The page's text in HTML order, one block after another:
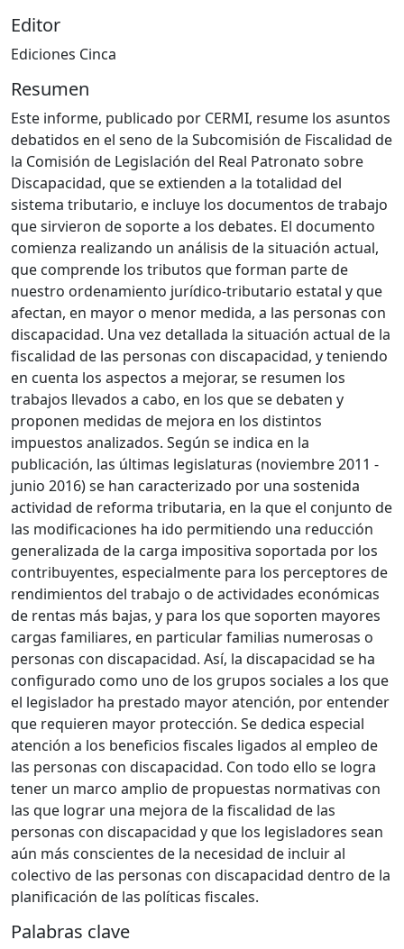
Editor
Ediciones Cinca
Resumen
Este informe, publicado por CERMI, resume los asuntos
debatidos en el seno de la Subcomisión de Fiscalidad de
la Comisión de Legislación del Real Patronato sobre
Discapacidad, que se extienden a la totalidad del
sistema tributario, e incluye los documentos de trabajo
que sirvieron de soporte a los debates. El documento
comienza realizando un análisis de la situación actual,
que comprende los tributos que forman parte de
nuestro ordenamiento jurídico-tributario estatal y que
afectan, en mayor o menor medida, a las personas con
discapacidad. Una vez detallada la situación actual de la
fiscalidad de las personas con discapacidad, y teniendo
en cuenta los aspectos a mejorar, se resumen los
trabajos llevados a cabo, en los que se debaten y
proponen medidas de mejora en los distintos
impuestos analizados. Según se indica en la
publicación, las últimas legislaturas (noviembre 2011 -
junio 2016) se han caracterizado por una sostenida
actividad de reforma tributaria, en la que el conjunto de
las modificaciones ha ido permitiendo una reducción
generalizada de la carga impositiva soportada por los
contribuyentes, especialmente para los perceptores de
rendimientos del trabajo o de actividades económicas
de rentas más bajas, y para los que soporten mayores
cargas familiares, en particular familias numerosas o
personas con discapacidad. Así, la discapacidad se ha
configurado como uno de los grupos sociales a los que
el legislador ha prestado mayor atención, por entender
que requieren mayor protección. Se dedica especial
atención a los beneficios fiscales ligados al empleo de
las personas con discapacidad. Con todo ello se logra
tener un marco amplio de propuestas normativas con
las que lograr una mejora de la fiscalidad de las
personas con discapacidad y que los legisladores sean
aún más conscientes de la necesidad de incluir al
colectivo de las personas con discapacidad dentro de la
planificación de las políticas fiscales.
Palabras clave